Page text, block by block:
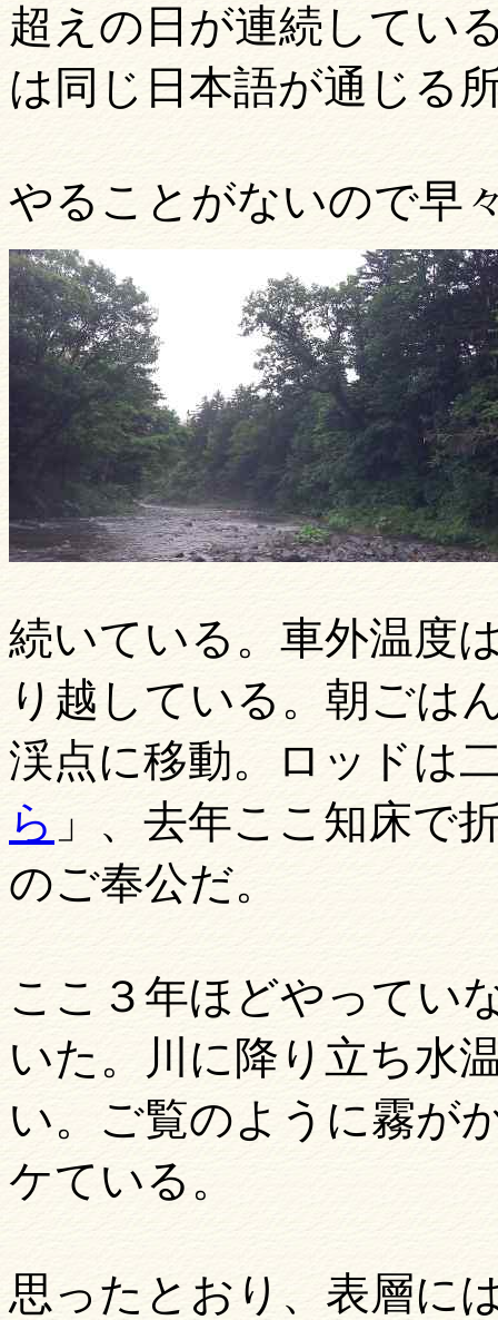
超えの日が連続してい
は同じ日本語が通じる
やることがないので早
続いている。車外温度
り越している。朝ごは
渓点に移動。ロッドは
ら 」、去年ここ知床で
のご奉公だ。
ここ３年ほどやってい
いた。川に降り立ち水
い。ご覧のように霧が
ケている。
思ったとおり、表層に